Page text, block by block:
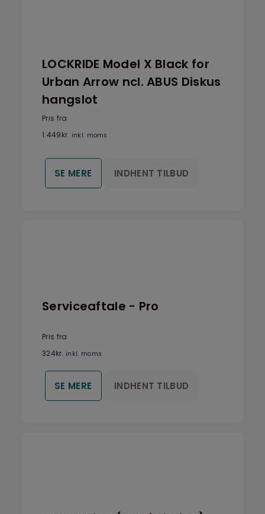
LOCKRIDE Model X Black for
Urban Arrow ncl. ABUS Diskus
hangslot
Pris fra
1.449kr. inkl. moms
SE MERE INDHENT TILBUD
Serviceaftale - Pro
Pris fra
324kr. inkl. moms
SE MERE INDHENT TILBUD